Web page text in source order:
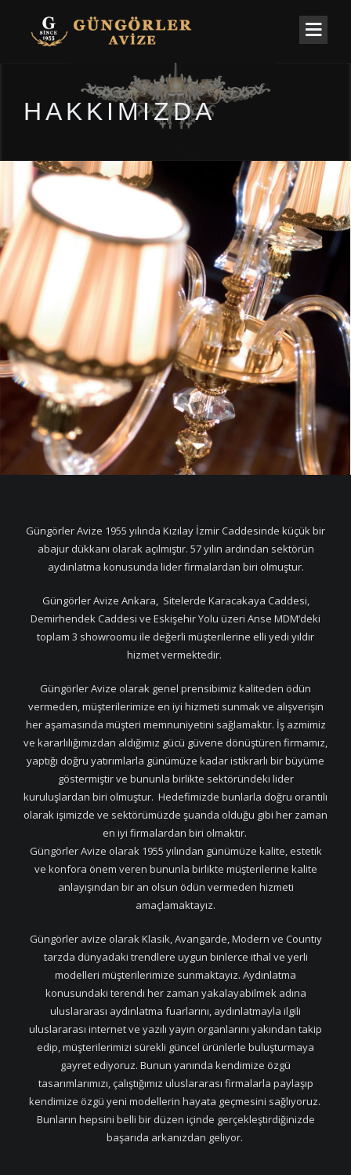
HAKKIMIZDA
Güngörler Avize 1955 yılında Kızılay İzmir Caddesinde küçük bir
abajur dükkanı olarak açılmıştır. 57 yılın ardından sektörün
aydınlatma konusunda lider firmalardan biri olmuştur.
Güngörler Avize Ankara, Sitelerde Karacakaya Caddesi,
Demirhendek Caddesi ve Eskişehir Yolu üzeri Anse MDM’deki
toplam 3 showroomu ile değerli müşterilerine elli yedi yıldır
hizmet vermektedir.
Güngörler Avize olarak genel prensibimiz kaliteden ödün
vermeden, müşterilerimize en iyi hizmeti sunmak ve alışverişin
her aşamasında müşteri memnuniyetini sağlamaktır. İş azmimiz
ve kararlılığımızdan aldığımız gücü güvene dönüştüren firmamız,
yaptığı doğru yatırımlarla günümüze kadar istikrarlı bir büyüme
göstermiştir ve bununla birlikte sektöründeki lider
kuruluşlardan biri olmuştur. Hedefimizde bunlarla doğru orantılı
olarak işimizde ve sektörümüzde şuanda olduğu gibi her zaman
en iyi firmalardan biri olmaktır.
Güngörler Avize olarak 1955 yılından günümüze kalite, estetik
ve konfora önem veren bununla birlikte müşterilerine kalite
anlayışından bir an olsun ödün vermeden hizmeti
amaçlamaktayız.
Güngörler avize olarak Klasik, Avangarde, Modern ve Countıy
tarzda dünyadaki trendlere uygun binlerce ithal ve yerli
modelleri müşterilerimize sunmaktayız. Aydınlatma
konusundaki terendi her zaman yakalayabilmek adına
uluslararası aydınlatma fuarlarını, aydınlatmayla ilgili
uluslararası internet ve yazılı yayın organlarını yakından takip
edip, müşterilerimizi sürekli güncel ürünlerle buluşturmaya
gayret ediyoruz. Bunun yanında kendimize özgü
tasarımlarımızı, çalıştığımız uluslararası firmalarla paylaşıp
kendimize özgü yeni modellerin hayata geçmesini sağlıyoruz.
Bunların hepsini belli bir düzen içinde gerçekleştirdiğinizde
başarıda arkanızdan geliyor.